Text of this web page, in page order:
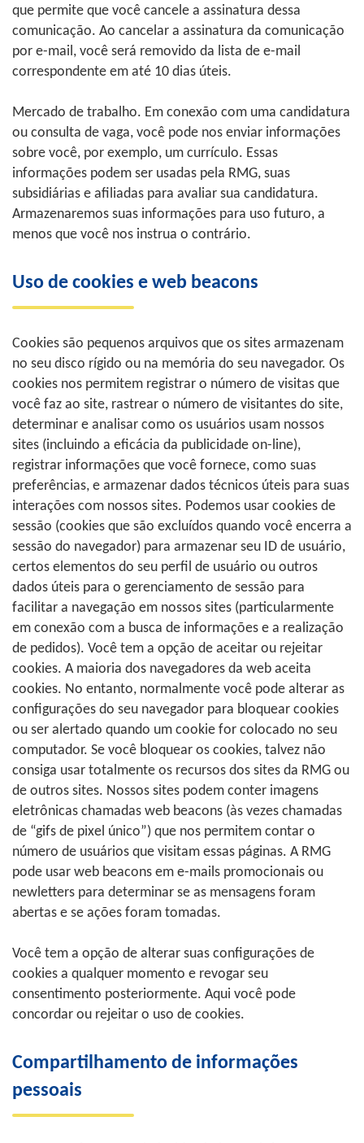
que permite que você cancele a assinatura dessa
comunicação. Ao cancelar a assinatura da comunicação
por e-mail, você será removido da lista de e-mail
correspondente em até 10 dias úteis.
Mercado de trabalho. Em conexão com uma candidatura
ou consulta de vaga, você pode nos enviar informações
sobre você, por exemplo, um currículo. Essas
informações podem ser usadas pela RMG, suas
subsidiárias e afiliadas para avaliar sua candidatura.
Armazenaremos suas informações para uso futuro, a
menos que você nos instrua o contrário.
Uso de cookies e web beacons
Cookies são pequenos arquivos que os sites armazenam
no seu disco rígido ou na memória do seu navegador. Os
cookies nos permitem registrar o número de visitas que
você faz ao site, rastrear o número de visitantes do site,
determinar e analisar como os usuários usam nossos
sites (incluindo a eficácia da publicidade on-line),
registrar informações que você fornece, como suas
preferências, e armazenar dados técnicos úteis para suas
interações com nossos sites. Podemos usar cookies de
sessão (cookies que são excluídos quando você encerra a
sessão do navegador) para armazenar seu ID de usuário,
certos elementos do seu perfil de usuário ou outros
dados úteis para o gerenciamento de sessão para
facilitar a navegação em nossos sites (particularmente
em conexão com a busca de informações e a realização
de pedidos). Você tem a opção de aceitar ou rejeitar
cookies. A maioria dos navegadores da web aceita
cookies. No entanto, normalmente você pode alterar as
configurações do seu navegador para bloquear cookies
ou ser alertado quando um cookie for colocado no seu
computador. Se você bloquear os cookies, talvez não
consiga usar totalmente os recursos dos sites da RMG ou
de outros sites. Nossos sites podem conter imagens
eletrônicas chamadas web beacons (às vezes chamadas
de “gifs de pixel único”) que nos permitem contar o
número de usuários que visitam essas páginas. A RMG
pode usar web beacons em e-mails promocionais ou
newletters para determinar se as mensagens foram
abertas e se ações foram tomadas.
Você tem a opção de alterar suas configurações de
cookies a qualquer momento e revogar seu
consentimento posteriormente. Aqui você pode
concordar ou rejeitar o uso de cookies.
Compartilhamento de informações
pessoais